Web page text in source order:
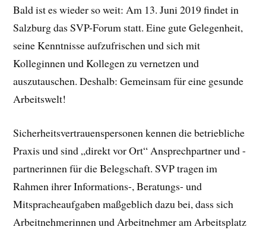
Bald ist es wieder so weit: Am 13. Juni 2019 findet in
Salzburg das SVP-Forum statt. Eine gute Gelegenheit,
seine Kenntnisse aufzufrischen und sich mit
Kolleginnen und Kollegen zu vernetzen und
auszutauschen. Deshalb: Gemeinsam für eine gesunde
Arbeitswelt!
Sicherheitsvertrauenspersonen kennen die betriebliche
Praxis und sind „direkt vor Ort“ Ansprechpartner und -
partnerinnen für die Belegschaft. SVP tragen im
Rahmen ihrer Informations-, Beratungs- und
Mitspracheaufgaben maßgeblich dazu bei, dass sich
Arbeitnehmerinnen und Arbeitnehmer am Arbeitsplatz